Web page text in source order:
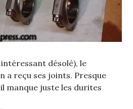
désolé), le
a reçu ses joints. Presque
manque juste les durites